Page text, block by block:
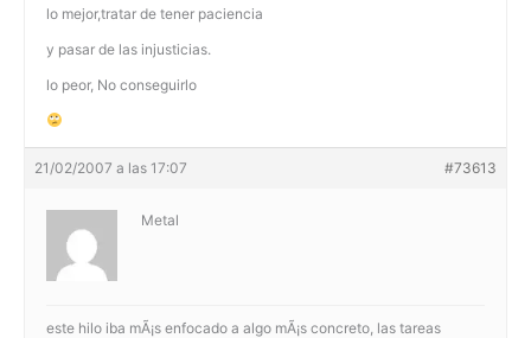
lo mejor,tratar de tener paciencia
y pasar de las injusticias.
lo peor, No conseguirlo
21/02/2007 a las 17:07 #73613
Metal
este hilo iba mÃ¡s enfocado a algo mÃ¡s concreto, las tareas